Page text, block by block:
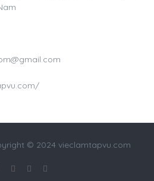
© 2024 vieclamtapvu.com